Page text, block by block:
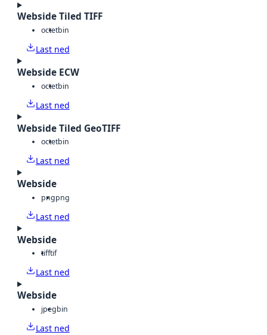
Webside Tiled TIFF
octetbin
Last ned
Webside ECW
octetbin
Last ned
Webside Tiled GeoTIFF
octetbin
Last ned
Webside
pngpng
Last ned
Webside
tifftif
Last ned
Webside
jpegbin
Last ned